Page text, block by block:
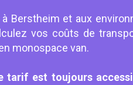
Berstheim et aux
vos coûts de
monospace van.
tarif est toujours